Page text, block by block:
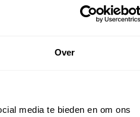
Over
media te bieden en om ons
koopwoning?